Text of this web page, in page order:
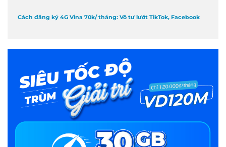
Cách đăng ký 4G Vina 70k/ tháng: Vô tư lướt TikTok, Facebook